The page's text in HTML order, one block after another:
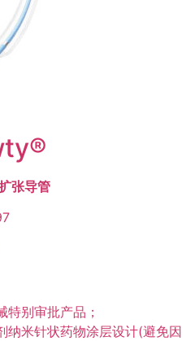
张导管
特别审批产品；
纳米针状药物涂层设计(避免因